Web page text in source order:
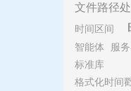
文件路径
时间区间
智能体
服
标准库
格式化时间